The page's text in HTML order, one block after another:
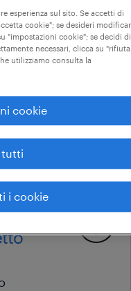
esperienza sul sito. Se accetti di
cookie"; se desideri
"impostazioni cookie"; se decidi di
necessari, clicca su "rifiuta
utilizziamo consulta la
cookie
tutti
i cookie